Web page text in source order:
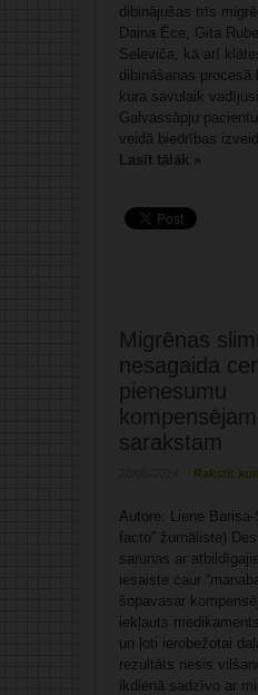
dibinājušas trīs
Daina Ēce, Gita
Seleviča, kā arī
dibināšanas procesā
kura savulaik
Galvassāpju
veidā biedrības
Lasīt tālāk »
Migrēnas
nesagaida
pienesumu
sarakstam
Rakstīt
Autore: Liene Barisa-
facto” žurnāliste)
sarunas ar
iesaiste caur
šopavasar
iekļauts
un ļoti ierobežotai
rezultāts nesis
ikdienā sadzīvo ar